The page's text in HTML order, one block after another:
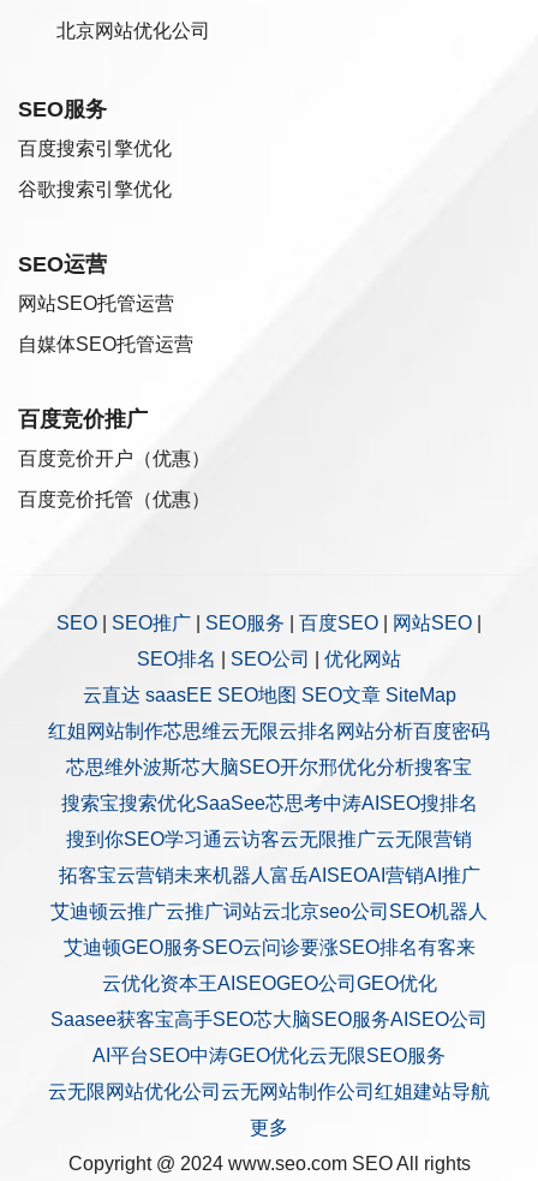
北京网站优化公司
SEO服务
百度搜索引擎优化
谷歌搜索引擎优化
SEO运营
网站SEO托管运营
自媒体SEO托管运营
百度竞价推广
百度竞价开户（优惠）
百度竞价托管（优惠）
SEO SEO推广 SEO服务 百度SEO 网站SEO
SEO排名
SEO公司
优化网站
云直达 saasEE SEO地图 SEO文章 SiteMap
红姐网站制作芯思维云无限云排名 网站分析百度密码
芯思维外波斯芯大脑SEO开尔邢优化分析搜客宝
搜索宝搜索优化SaaSee芯思考中涛AISEO搜排名
搜到你SEO学习通云访客云无限推广云无限营销
拓客宝云营销未来机器人 富岳AISEOAI营销AI推广
艾迪顿云推广云推广词站云北京seo公司 SEO机器人
艾迪顿GEO服务SEO云问诊要涨SEO排名有客来
云优化资本王AISEOGEO公司 GEO优化
Saasee获客宝高手SEO芯大脑SEO服务AISEO公司
AI平台SEO中涛GEO优化云无限SEO服务
云无限网站优化公司 云无网站制作公司 红姐建站导航
更多
Copyright @ 2024 www.seo.com SEOAll rights